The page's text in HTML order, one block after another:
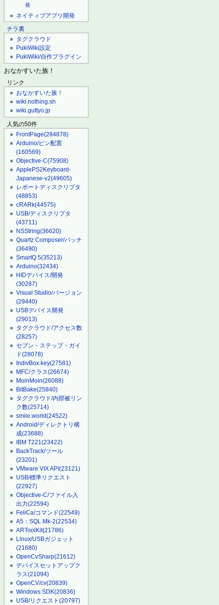
発
ネイティブアプリ開発
チラ裏
タグクラウド
PukiWiki設定
PukiWiki/自作プラグイン
おなかすいた族！
リンク
おなかすいた族！
wiki.nothing.sh
wiki.guttyo.jp
人気の50件
FrontPage(284878)
Arduino/ピン配置
(160569)
Objective-C(75908)
ApplePS2Keyboard-
Japanese-v2(49605)
レポートディスクリプタ
(48853)
cRARk(44575)
USB/ディスクリプタ
(43711)
NSString(36620)
Quartz Composer/パッチ
(36490)
SmartQ 5(35213)
Arduino(32434)
HIDデバイス/開発
(30287)
Visual Studio/バージョン
(29440)
USBデバイス開発
(29013)
タグクラウド/アクセス数
(28257)
セブン・ステップ・ガイ
ド(28078)
IndivBox.key(27581)
MFC/クラス(26674)
MoinMoin(26088)
BitBake(25840)
タグクラウド/内部被リン
ク数(25714)
smile.world(24522)
Android/ディレクトリ構
成(23688)
IBM T221(23422)
BackTrack/ツール
(23201)
VMware VIX API(23121)
USB/標準リクエスト
(22927)
Objective-C/ファイル入
出力(22594)
FeliCa/コマンド(22549)
A5：SQL Mk-2(22534)
ARToolKit(21786)
Linux/USBガジェット
(21680)
OpenCvSharp(21612)
デバイスセットアップク
ラス(21094)
OpenCV/cv(20839)
Windows SDK(20836)
USB/リクエスト(20797)